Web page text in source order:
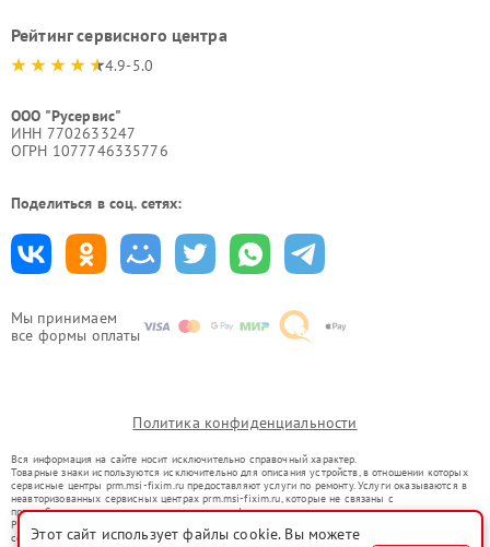
Мы принимаем
все формы оплаты
Рейтинг сервисного центра
4.9-5.0
ООО "Русервис"
ИНН 7702633247
ОГРН 1077746335776
Поделиться в соц. сетях:
Политика конфиденциальности
Вся информация на сайте носит исключительно справочный характер.
Товарные знаки используются исключительно для описания устройств, в отношении которых
сервисные центры prm.msi-fixim.ru предоставляют услуги по ремонту. Услуги оказываются в
неавторизованных сервисных центрах prm.msi-fixim.ru, которые не связаны с
правообладателями товарных знаков или их официальными представителями.
Ремонт осуществляется для устройств, уже введенных в гражданский оборот в соответствии
со статьей 1487 ГК РФ.
Этот сайт использует файлы cookie. Вы можете